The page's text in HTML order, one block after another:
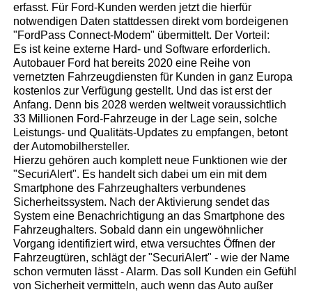
erfasst. Für Ford-Kunden werden jetzt die hierfür
notwendigen Daten stattdessen direkt vom bordeigenen
"FordPass Connect-Modem" übermittelt. Der Vorteil:
Es ist keine externe Hard- und Software erforderlich.
Autobauer Ford hat bereits 2020 eine Reihe von
vernetzten Fahrzeugdiensten für Kunden in ganz Europa
kostenlos zur Verfügung gestellt. Und das ist erst der
Anfang. Denn bis 2028 werden weltweit voraussichtlich
33 Millionen Ford-Fahrzeuge in der Lage sein, solche
Leistungs- und Qualitäts-Updates zu empfangen, betont
der Automobilhersteller.
Hierzu gehören auch komplett neue Funktionen wie der
"SecuriAlert". Es handelt sich dabei um ein mit dem
Smartphone des Fahrzeughalters verbundenes
Sicherheitssystem. Nach der Aktivierung sendet das
System eine Benachrichtigung an das Smartphone des
Fahrzeughalters. Sobald dann ein ungewöhnlicher
Vorgang identifiziert wird, etwa versuchtes Öffnen der
Fahrzeugtüren, schlägt der "SecuriAlert" - wie der Name
schon vermuten lässt - Alarm. Das soll Kunden ein Gefühl
von Sicherheit vermitteln, auch wenn das Auto außer